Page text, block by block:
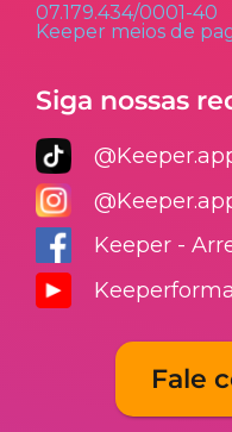
07.179.434/0001-40
Keeper meios de
Siga nossas
Keeper -
Fale